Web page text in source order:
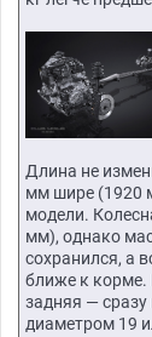
Длина не
мм шире (1920
модели.
мм), однако
сохранился, а
ближе к корме.
задняя —
диаметром 19